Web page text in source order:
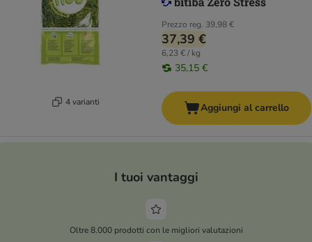
4 varianti
Prezzo reg. 39,98 €
37,39 €
6,23 € / kg
35,15 €
Aggiungi al carrello
I tuoi vantaggi
Oltre 8.000 prodotti con le migliori valutazioni